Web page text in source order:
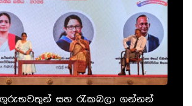
ගුරුභවතුන් සහ රැකබලා ගන්නන්